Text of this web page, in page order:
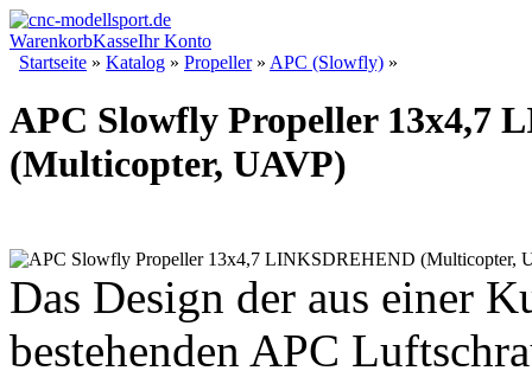
WarenkorbKasseIhr Konto
Startseite » Katalog » Propeller» APC (Slowfly) »
APC Slowfly Propeller 13x4,7
(Multicopter, UAVP)
Das Design der aus einer
bestehenden APC